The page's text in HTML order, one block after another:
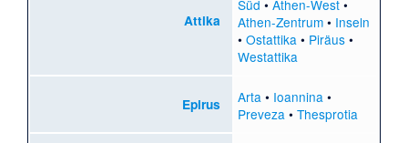
Attika
Süd • Athen-West•
Athen-Zentrum• Inseln
• Ostattika • Piräus•
Westattika
Epirus Arta • Ioannina •
Preveza • Thesprotia